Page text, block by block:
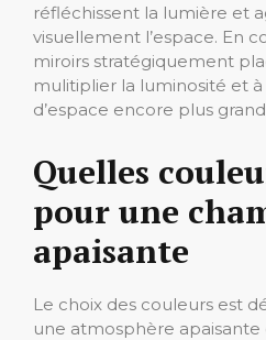
réfléchissent la lumière et
visuellement l’espace. En
miroirs stratégiquement
mulitiplier la luminosité et
d’espace encore plus
Quelles
pour une
apaisante
Le choix des couleurs est
une atmosphère